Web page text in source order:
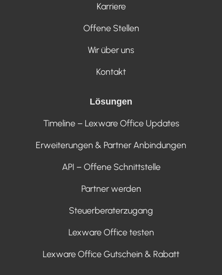
Karriere
Offene Stellen
Wir über uns
Kontakt
Lösungen
Timeline – Lexware Office Updates
Erweiterungen & Partner Anbindungen
API – Offene Schnittstelle
Partner werden
Steuerberaterzugang
Lexware Office testen
Lexware Office Gutschein & Rabatt